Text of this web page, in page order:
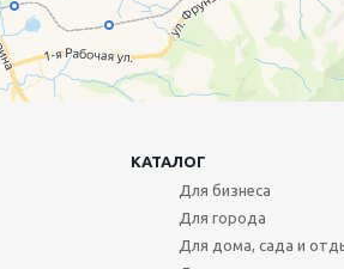
КАТАЛОГ
Для бизнеса
Для города
Для дома, сада и